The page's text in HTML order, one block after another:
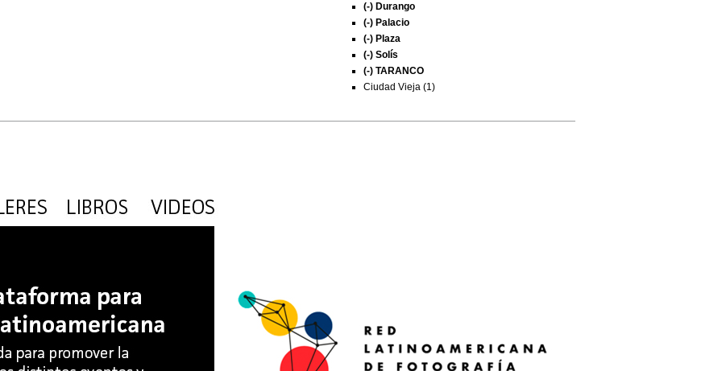
(-) Durango
(-) Palacio
(-) Plaza
(-) Solís
(-) TARANCO
Ciudad Vieja (1)